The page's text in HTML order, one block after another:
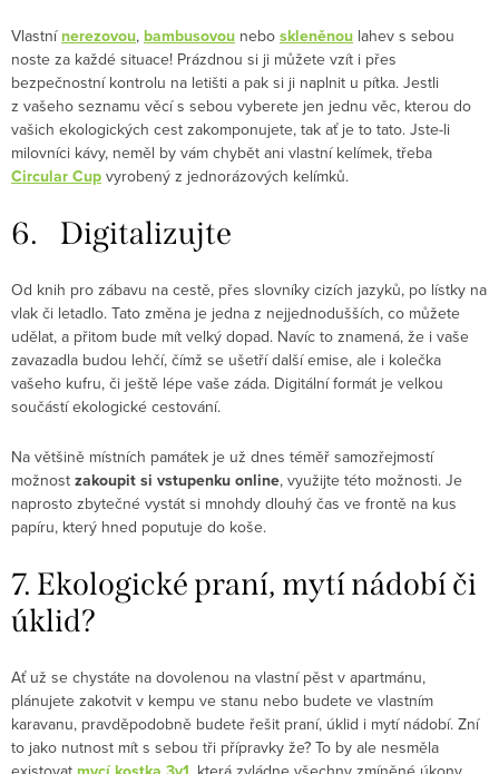
Vlastní nerezovou, bambusovou nebo skleněnou lahev s sebou
noste za každé situace! Prázdnou si ji můžete vzít i přes
bezpečnostní kontrolu na letišti a pak si ji naplnit u pítka. Jestli
z vašeho seznamu věcí s sebou vyberete jen jednu věc, kterou do
vašich ekologických cest zakomponujete, tak ať je to tato. Jste-li
milovníci kávy, neměl by vám chybět ani vlastní kelímek, třeba
Circular Cup vyrobený z jednorázových kelímků.
6. Digitalizujte
Od knih pro zábavu na cestě, přes slovníky cizích jazyků, po lístky na
vlak či letadlo. Tato změna je jedna z nejjednodušších, co můžete
udělat, a přitom bude mít velký dopad. Navíc to znamená, že i vaše
zavazadla budou lehčí, čímž se ušetří další emise, ale i kolečka
vašeho kufru, či ještě lépe vaše záda. Digitální formát je velkou
součástí ekologické cestování.
Na většině místních památek je už dnes téměř samozřejmostí
možnost zakoupit si vstupenku online, využijte této možnosti. Je
naprosto zbytečné vystát si mnohdy dlouhý čas ve frontě na kus
papíru, který hned poputuje do koše.
7. Ekologické praní, mytí nádobí či
úklid?
Ať už se chystáte na dovolenou na vlastní pěst v apartmánu,
plánujete zakotvit v kempu ve stanu nebo budete ve vlastním
karavanu, pravděpodobně budete řešit praní, úklid i mytí nádobí. Zní
to jako nutnost mít s sebou tři přípravky že? To by ale nesměla